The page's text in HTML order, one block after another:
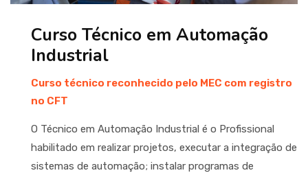
Curso Técnico em Automação
Industrial
Curso técnico reconhecido pelo MEC com registro
no CFT
O Técnico em Automação Industrial é o Profissional
habilitado em realizar projetos, executar a integração de
sistemas de automação; instalar programas de